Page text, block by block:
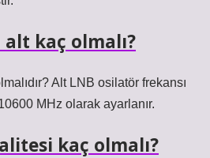
kaç olmalı?
Alt LNB osilatör frekansı
MHz olarak ayarlanır.
kaç olmalı?